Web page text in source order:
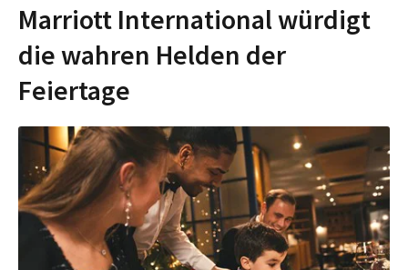
Marriott International würdigt
die wahren Helden der
Feiertage